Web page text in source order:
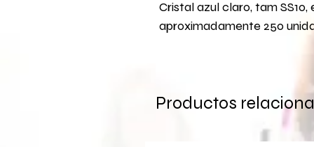
Cristal azul claro, tam
aproximadamente 250
Productos